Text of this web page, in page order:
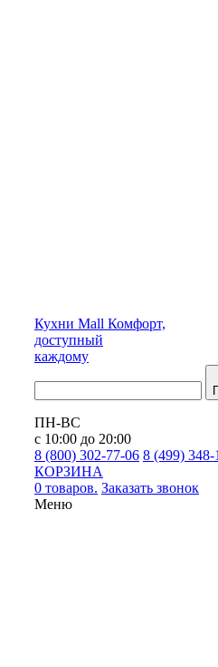
Кухни Mall Комфорт,
доступный
каждому
ПН-ВС
с 10:00 до 20:00
8 (800) 302-77-06 8 (499) 348-
КОРЗИНА
0 товаров. Заказать звонок
Меню